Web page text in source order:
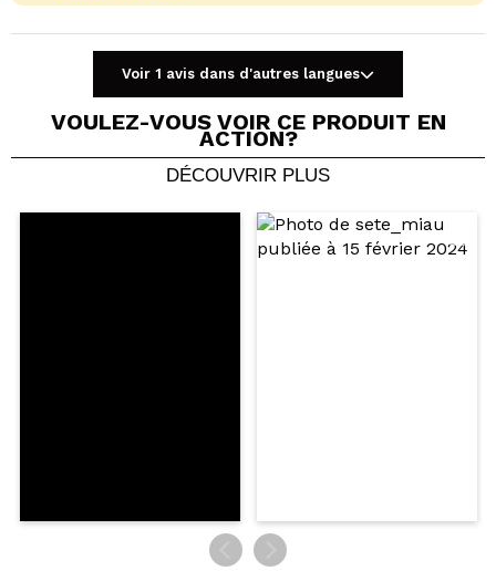
Partager une vidéo ou une photo
Votre vidéo pourrait être la première. Imaginez...
Voir 1 avis dans d'autres langues
VOULEZ-VOUS VOIR CE PRODUIT EN
ACTION?
DÉCOUVRIR PLUS